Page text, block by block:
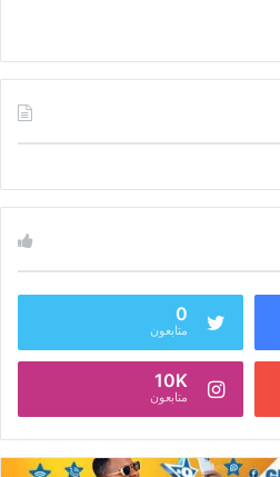
0
متابعون
10K
متابعون